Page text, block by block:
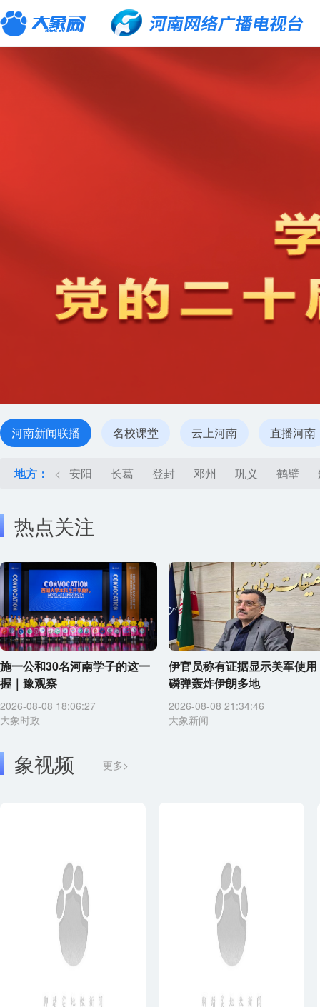
河南新闻联播 名校课堂 云上河南 直播河南
地方： < 安阳 长葛 登封 邓州 巩义 鹤壁
热点关注
施一公和30名河南学子的这一
握｜豫观察
2026-08-08 18:06:27
大象时政
伊官员称有证据显示美军使用
磷弹轰炸伊朗多地
2026-08-08 21:34:46
大象新闻
象视频 更多>